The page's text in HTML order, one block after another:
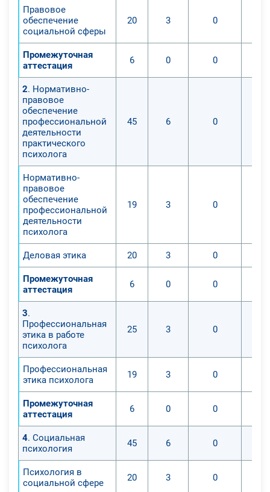
Правовое
обеспечение
социальной сферы
20 3 0
Промежуточная
аттестация
6 0 0
2. Нормативно-
правовое
обеспечение
профессиональной
деятельности
практического
психолога
45 6 0
Нормативно-
правовое
обеспечение
профессиональной
деятельности
психолога
19 3 0
Деловая этика 20 3 0
Промежуточная
аттестация
6 0 0
3.
Профессиональная
этика в работе
психолога
25 3 0
Профессиональная
этика психолога
19 3 0
Промежуточная
аттестация
6 0 0
4. Социальная
психология
45 6 0
Психология в
социальной сфере
20 3 0